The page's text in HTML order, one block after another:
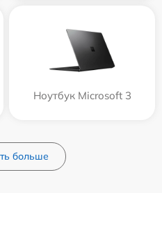
Ноутбук Microsoft 3
больше